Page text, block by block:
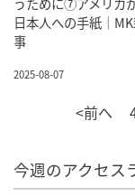
日本人への手紙｜
事
2025-08-07
<前へ
今週のアクセス